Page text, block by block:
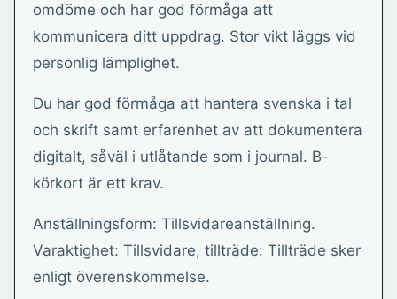
omdöme och har god förmåga att
kommunicera ditt uppdrag. Stor vikt läggs vid
personlig lämplighet.
Du har god förmåga att hantera svenska i tal
och skrift samt erfarenhet av att dokumentera
digitalt, såväl i utlåtande som i journal. B-
körkort är ett krav.
Anställningsform: Tillsvidareanställning.
Varaktighet: Tillsvidare, tillträde: Tillträde sker
enligt överenskommelse.